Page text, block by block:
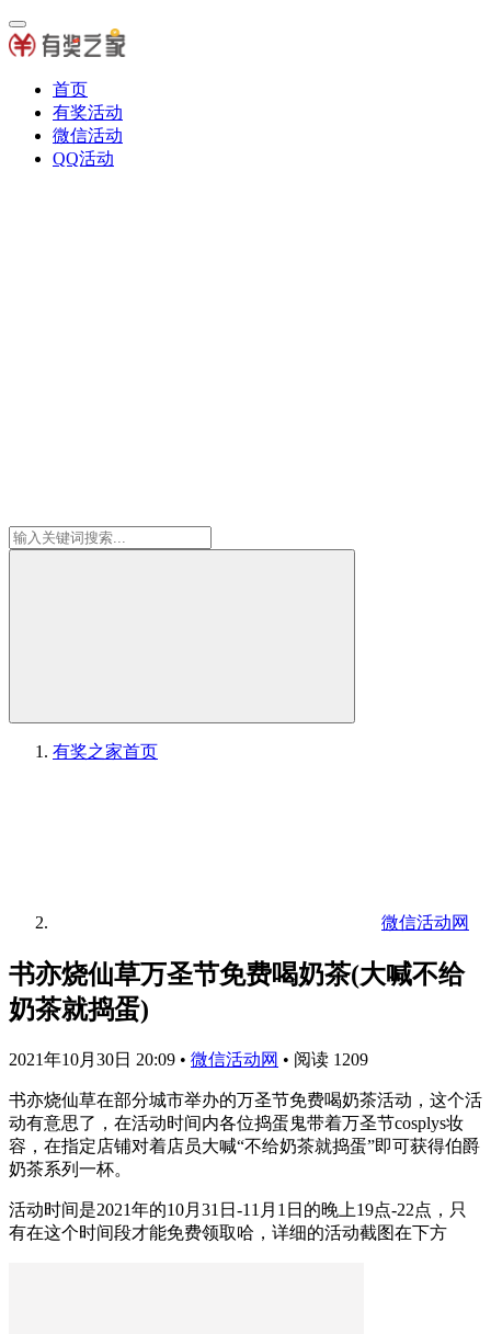
首页
有奖活动
微信活动
QQ活动
有奖之家首页
微信活动网
书亦烧仙草万圣节免费喝奶茶(大喊不给
奶茶就捣蛋)
2021年10月30日 20:09 • 微信活动网 • 阅读 1209
书亦烧仙草在部分城市举办的万圣节免费喝奶茶活动，这个活
动有意思了，在活动时间内各位捣蛋鬼带着万圣节cosplys妆
容，在指定店铺对着店员大喊“不给奶茶就捣蛋”即可获得伯爵
奶茶系列一杯。
活动时间是2021年的10月31日-11月1日的晚上19点-22点，只
有在这个时间段才能免费领取哈，详细的活动截图在下方